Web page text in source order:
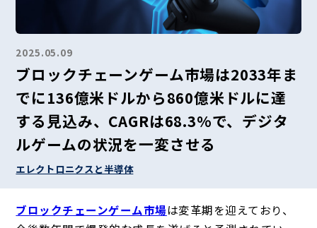
2025.05.09
ブロックチェーンゲーム市場は2033年ま
でに136億米ドルから860億米ドルに達
する見込み、CAGRは68.3%で、デジタ
ルゲームの状況を一変させる
エレクトロニクスと半導体
ブロックチェーンゲーム市場は変革期を迎えており、